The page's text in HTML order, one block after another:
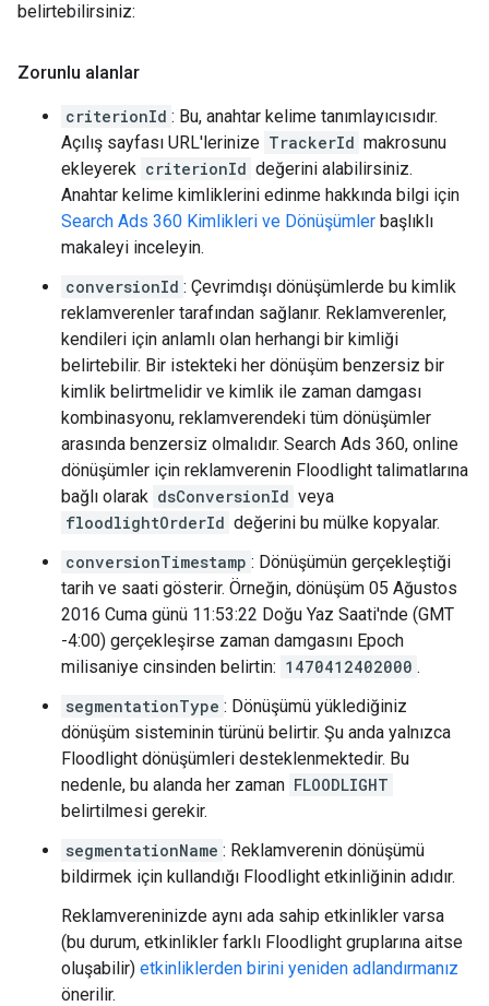
belirtebilirsiniz:
Zorunlu alanlar
criterionId : Bu, anahtar kelime tanımlayıcısıdır.
Açılış sayfası URL'lerinize TrackerId makrosunu
ekleyerek criterionId değerini alabilirsiniz.
Anahtar kelime kimliklerini edinme hakkında bilgi için
Search Ads 360 Kimlikleri ve Dönüşümler başlıklı
makaleyi inceleyin.
conversionId : Çevrimdışı dönüşümlerde bu kimlik
reklamverenler tarafından sağlanır. Reklamverenler,
kendileri için anlamlı olan herhangi bir kimliği
belirtebilir. Bir istekteki her dönüşüm benzersiz bir
kimlik belirtmelidir ve kimlik ile zaman damgası
kombinasyonu, reklamverendeki tüm dönüşümler
arasında benzersiz olmalıdır. Search Ads 360, online
dönüşümler için reklamverenin Floodlight talimatlarına
bağlı olarak dsConversionId veya
floodlightOrderId değerini bu mülke kopyalar.
conversionTimestamp : Dönüşümün gerçekleştiği
tarih ve saati gösterir. Örneğin, dönüşüm 05 Ağustos
2016 Cuma günü 11:53:22 Doğu Yaz Saati'nde (GMT
-4:00) gerçekleşirse zaman damgasını Epoch
milisaniye cinsinden belirtin: 1470412402000 .
segmentationType : Dönüşümü yüklediğiniz
dönüşüm sisteminin türünü belirtir. Şu anda yalnızca
Floodlight dönüşümleri desteklenmektedir. Bu
nedenle, bu alanda her zaman FLOODLIGHT
belirtilmesi gerekir.
segmentationName : Reklamverenin dönüşümü
bildirmek için kullandığı Floodlight etkinliğinin adıdır.
Reklamvereninizde aynı ada sahip etkinlikler varsa
(bu durum, etkinlikler farklı Floodlight gruplarına aitse
oluşabilir) etkinliklerden birini yeniden adlandırmanız
önerilir.